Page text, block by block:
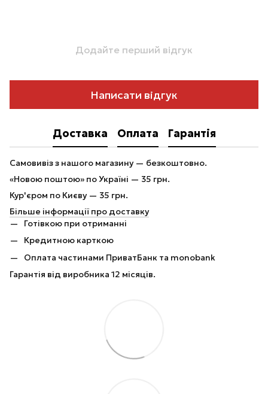
Додайте перший відгук
Написати відгук
Доставка Оплата Гарантія
Самовивіз з нашого магазину — безкоштовно.
«Новою поштою» по Україні — 35 грн.
Кур'єром по Києву — 35 грн.
Більше інформації про доставку
Готівкою при отриманні
Кредитною карткою
Оплата частинами ПриватБанк та monobank
Гарантія від виробника 12 місяців.